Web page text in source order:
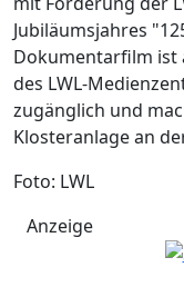
Jubiläumsjahres
Dokumentarfilm ist
des LWL-
zugänglich und
Klosteranlage an
Foto: LWL
Anzeige